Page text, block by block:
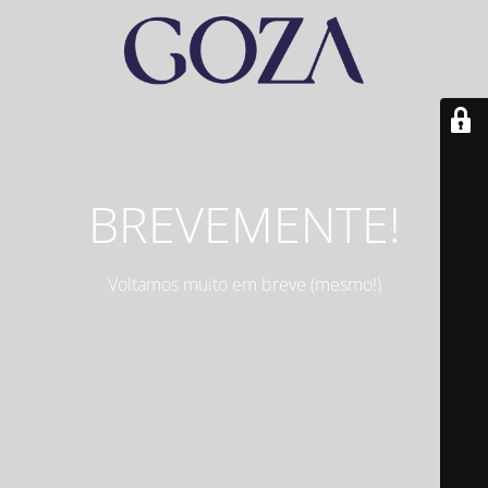
BREVEMENTE!
Voltamos muito em breve (mesmo!)